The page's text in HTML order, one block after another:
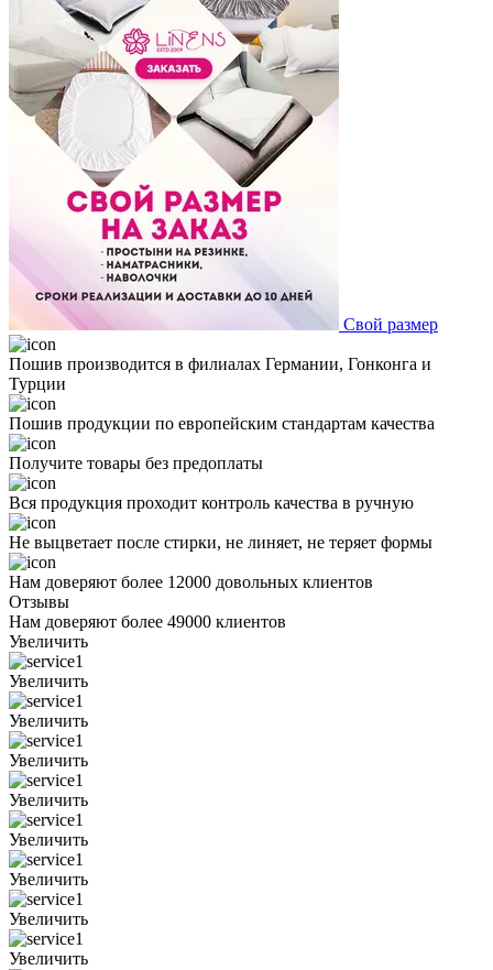
Свой размер
Пошив производится в филиалах Германии, Гонконга и
Турции
Пошив продукции по европейским стандартам качества
Получите товары без предоплаты
Вся продукция проходит контроль качества в ручную
Не выцветает после стирки, не линяет, не теряет формы
Нам доверяют более 12000 довольных клиентов
Отзывы
Нам доверяют более 49000 клиентов
Увеличить
Увеличить
Увеличить
Увеличить
Увеличить
Увеличить
Увеличить
Увеличить
Увеличить